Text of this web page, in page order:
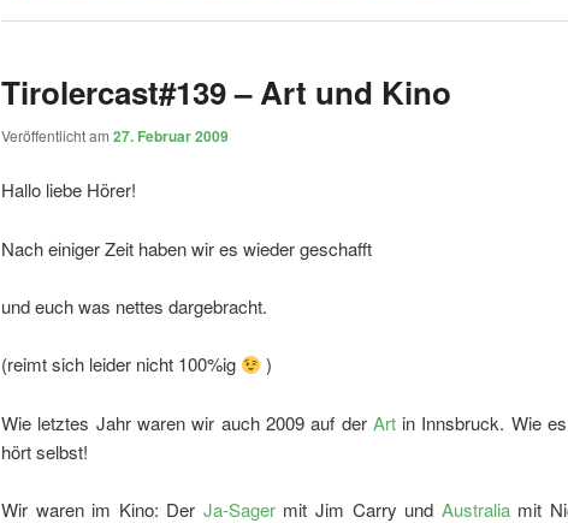
Tirolercast#139 – Art und Kino
Veröffentlicht am 27. Februar 2009
Hallo liebe Hörer!
Nach einiger Zeit haben wir es wieder geschafft
und euch was nettes dargebracht.
(reimt sich leider nicht 100%ig )
Wie letztes Jahr waren wir auch 2009 auf der Artin Innsbruck. Wie
hört selbst!
Wir waren im Kino: Der Ja-Sagermit Jim Carry und Australiamit